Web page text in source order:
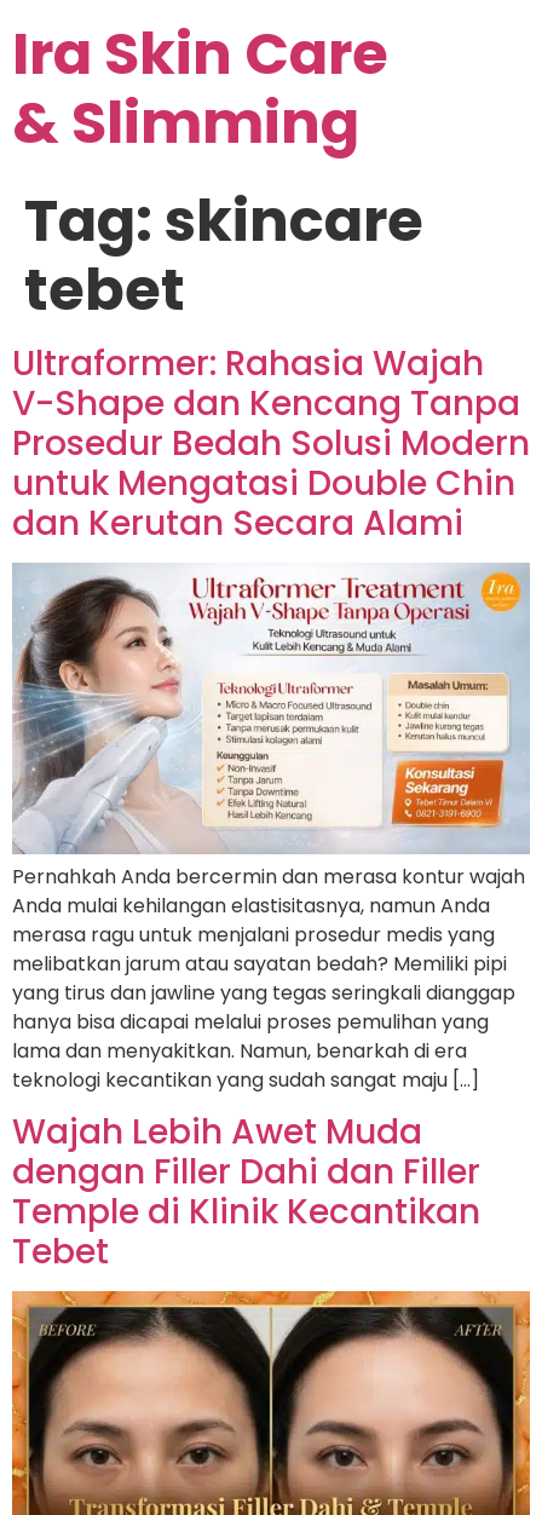
Ira Skin Care
& Slimming
Tag:skincare
tebet
Ultraformer: Rahasia Wajah
V-Shape dan Kencang Tanpa
Prosedur Bedah Solusi Modern
untuk Mengatasi Double Chin
dan Kerutan Secara Alami
Pernahkah Anda bercermin dan merasa kontur wajah
Anda mulai kehilangan elastisitasnya, namun Anda
merasa ragu untuk menjalani prosedur medis yang
melibatkan jarum atau sayatan bedah? Memiliki pipi
yang tirus dan jawline yang tegas seringkali dianggap
hanya bisa dicapai melalui proses pemulihan yang
lama dan menyakitkan. Namun, benarkah di era
teknologi kecantikan yang sudah sangat maju […]
Wajah Lebih Awet Muda
dengan Filler Dahi dan Filler
Temple di Klinik Kecantikan
Tebet